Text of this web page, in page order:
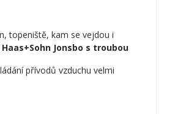
topeniště, kam se vejdou i
Haas+Sohn Jonsbo s troubou
přívodů vzduchu velmi